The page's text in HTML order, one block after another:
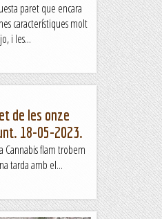
paret que encara
característiques molt
i les...
de les onze
18-05-2023.
Cannabis flam trobem
amb el...